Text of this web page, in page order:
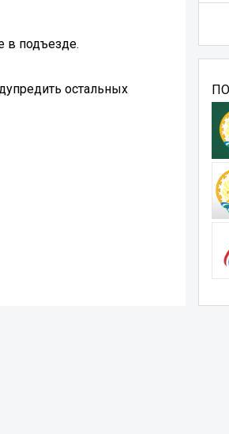
в подъезде.
остальных